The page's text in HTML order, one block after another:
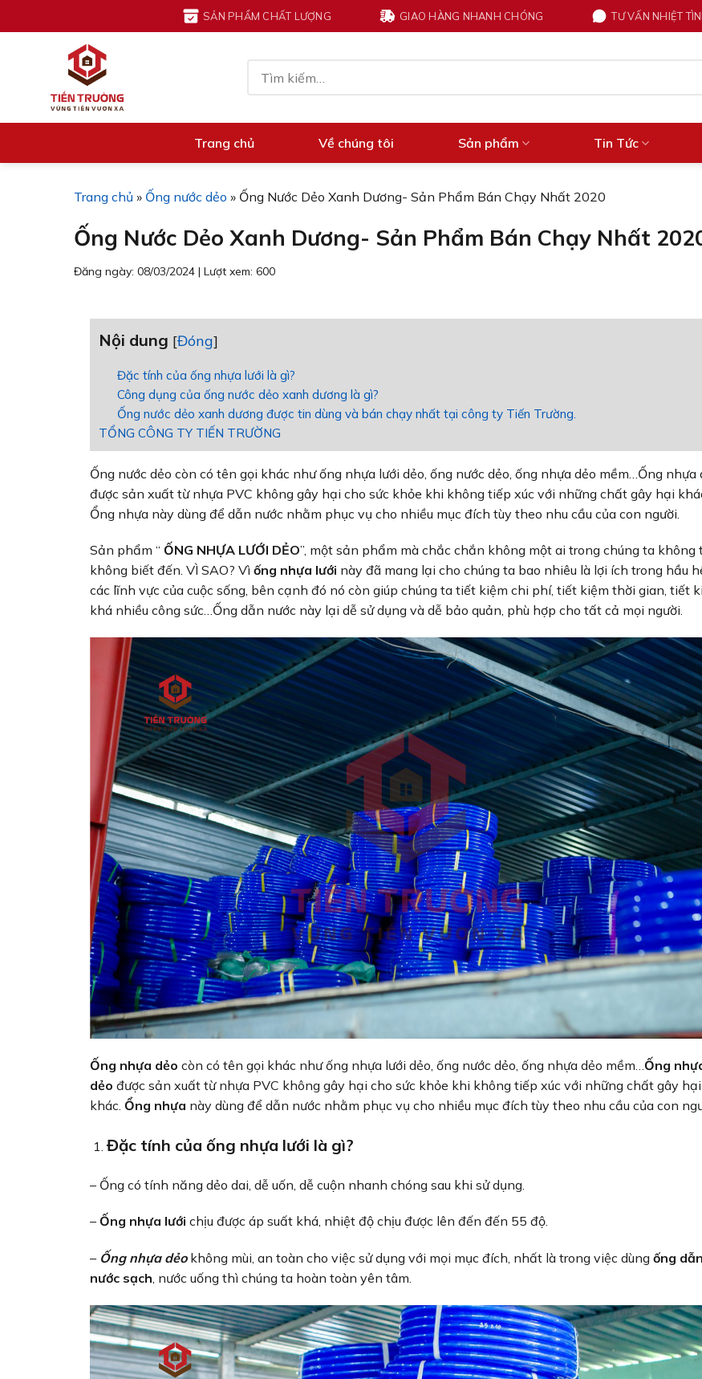
đến
SẢN PHẨM CHẤT LƯỢNG GIAO HÀNG NHANH CHÓNG TƯ VẤN NHIỆT
kiếm:
Trang chủ Về chúng tôi Sản phẩm Tin Tức
Trang chủ » Ống nước dẻo » Ống Nước Dẻo Xanh Dương- Sản Phẩm Bán Chạy Nhất 2020
Ống Nước Dẻo Xanh Dương- Sản Phẩm Bán Chạy Nhất
Đăng ngày: 08/03/2024 | Lượt xem: 600
Nội dung [Đóng]
Đặc tính của ống nhựa lưới là gì?
Công dụng của ống nước dẻo xanh dương là gì?
Ống nước dẻo xanh dương được tin dùng và bán chạy nhất tại công ty Tiến Trường.
TỔNG CÔNG TY TIẾN TRƯỜNG
Ống nước dẻo còn có tên gọi khác như ống nhựa lưới dẻo, ống nước dẻo, ống nhựa dẻo mềm…Ống nhựa
được sản xuất từ nhựa PVC không gây hại cho sức khỏe khi không tiếp xúc với những chất gây hại
Ổng nhựa này dùng để dẫn nước nhằm phục vụ cho nhiều mục đích tùy theo nhu cầu của con người.
Sản phẩm “ ỐNG NHỰA LƯỚI DẺO”, một sản phẩm mà chắc chắn không một ai trong chúng ta không
không biết đến. VÌ SAO? Vì ống nhựa lưới này đã mang lại cho chúng ta bao nhiêu là lợi ích trong hầu
các lĩnh vực của cuộc sống, bên cạnh đó nó còn giúp chúng ta tiết kiệm chi phí, tiết kiệm thời gian, tiết
khá nhiều công sức…Ống dẫn nước này lại dễ sử dụng và dễ bảo quản, phù hợp cho tất cả mọi người.
Ống nhựa dẻo còn có tên gọi khác như ống nhựa lưới dẻo, ống nước dẻo, ống nhựa dẻo mềm… Ống
dẻo được sản xuất từ nhựa PVC không gây hại cho sức khỏe khi không tiếp xúc với những chất gây hại
khác. Ổng nhựa này dùng để dẫn nước nhằm phục vụ cho nhiều mục đích tùy theo nhu cầu của con
Đặc tính của ống nhựa lưới là gì?
– Ống có tính năng dẻo dai, dễ uốn, dễ cuộn nhanh chóng sau khi sử dụng.
– Ống nhựa lưới chịu được áp suất khá, nhiệt độ chịu được lên đến đến 55 độ.
– Ống nhựa dẻokhông mùi, an toàn cho việc sử dụng với mọi mục đích, nhất là trong việc dùng ống dẫn
nước sạch, nước uống thì chúng ta hoàn toàn yên tâm.